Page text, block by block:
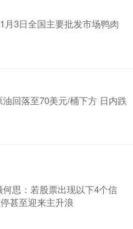
月3日全国主要批发市场鸭肉
回落至70美元/桶下方 日内跌
思：若股票出现以下4个信
甚至迎来主升浪